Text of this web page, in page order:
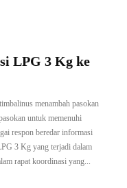
LPG 3 Kg ke
menambah pasokan
untuk memenuhi
respon beredar informasi
3 Kg yang terjadi dalam
rapat koordinasi yang...